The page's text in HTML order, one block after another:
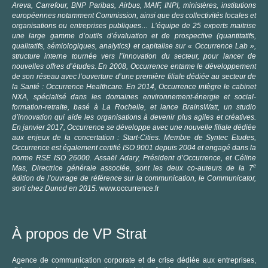
Areva, Carrefour, BNP Paribas, Airbus, MAIF, INPI, ministères, institutions
européennes notamment Commission, ainsi que des collectivités locales et
organisations ou entreprises publiques… L’équipe de 25 experts maitrise
une large gamme d’outils d’évaluation et de prospective (quantitatifs,
qualitatifs, sémiologiques, analytics) et capitalise sur « Occurrence Lab »,
structure interne tournée vers l’innovation du secteur, pour lancer de
nouvelles offres d’études. En 2008, Occurrence entame le développement
de son réseau avec l’ouverture d’une première filiale dédiée au secteur de
la Santé : Occurrence Healthcare. En 2014, Occurrence intègre le cabinet
NXA, spécialisé dans les domaines environnement-énergie et social-
formation-retraite, basé à La Rochelle, et lance BrainsWatt, un studio
d’innovation qui aide les organisations à devenir plus agiles et créatives.
En janvier 2017, Occurrence se développe avec une nouvelle filiale dédiée
aux enjeux de la concertation : Start-Cities. Membre de Syntec Etudes,
Occurrence est également certifié ISO 9001 depuis 2004 et engagé dans la
norme RSE ISO 26000. Assaël Adary, Président d’Occurrence, et Céline
Mas, Directrice générale associée, sont les deux co-auteurs de la 7e
édition de l’ouvrage de référence sur la communication, le Communicator,
sorti chez Dunod en 2015. www.occurrence.fr
À propos de VP Strat
Agence de communication corporate et de crise dédiée aux entreprises,